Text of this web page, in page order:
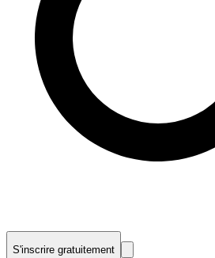
S'inscrire gratuitement